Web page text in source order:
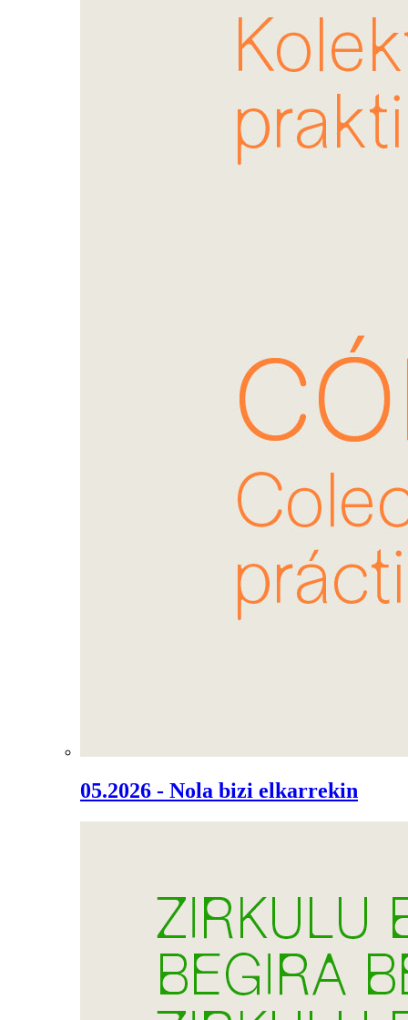
05.2026 - Nola bizi elkarrekin